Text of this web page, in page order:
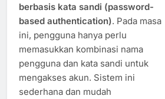
berbasis kata sandi (password-
based authentication). Pada masa
ini, pengguna hanya perlu
memasukkan kombinasi nama
pengguna dan kata sandi untuk
mengakses akun. Sistem ini
sederhana dan mudah